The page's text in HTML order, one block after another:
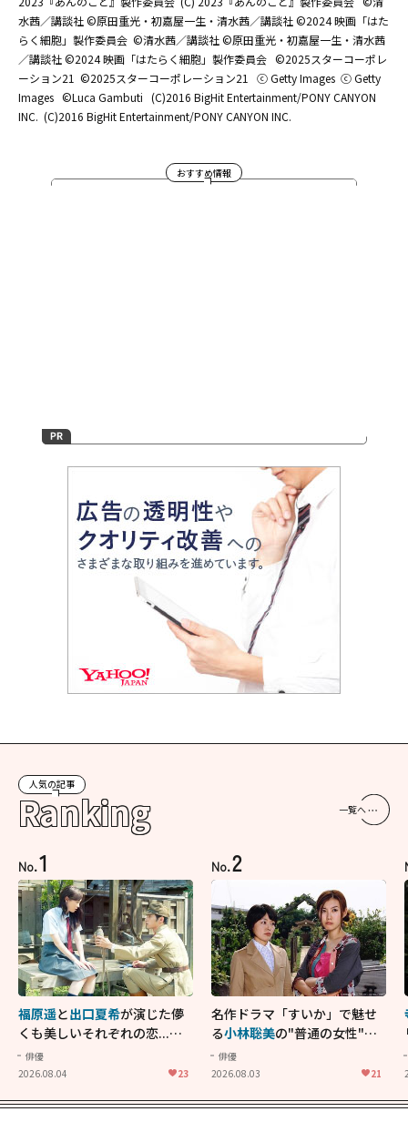
水茜／講談社 ©原田重光・初嘉屋一生・清水茜／講談社 ©2024 映画「はた
らく細胞」製作委員会 ©清水茜／講談社 ©原田重光・初嘉屋一生・清水茜
／講談社 ©2024 映画「はたらく細胞」製作委員会 ©2025スターコーポレ
ーション21 ©2025スターコーポレーション21 ⓒ Getty Images ⓒ Getty
Images ©Luca Gambuti (C)2016 BigHit Entertainment/PONY CANYON
INC. (C)2016 BigHit Entertainment/PONY CANYON INC.
おすすめ情報
人気の記事
Ranking 一覧へ
No.1
福原遥と出口夏希が演じた儚
くも美しいそれぞれの恋...生
きることの尊さを教えてくれ
た映画「あの花が咲く丘で、
俳優
2026.08.04
23
No.2
名作ドラマ「すいか」で魅せ
る小林聡美の"普通の女性"が
大人に刺さる...映画「かもめ
食堂」にも通じる静かな芝居
俳優
2026.08.03
21